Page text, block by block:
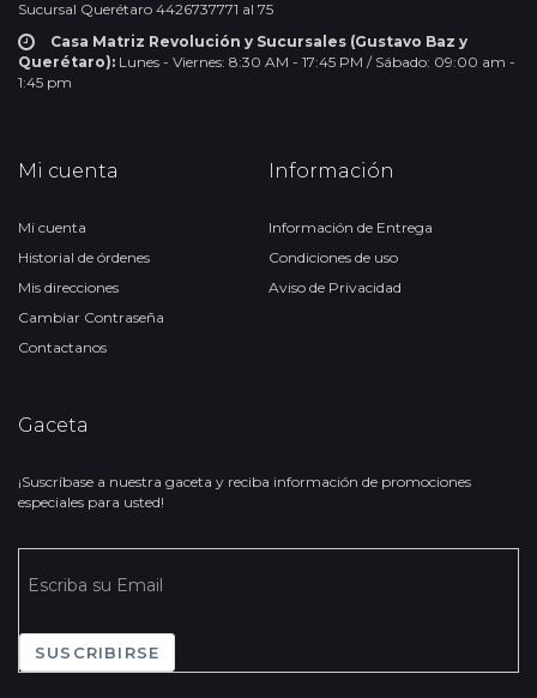
Sucursal Querétaro 4426737771 al 75
Casa Matriz Revolución y Sucursales (Gustavo Baz y
Querétaro): Lunes - Viernes: 8:30 AM - 17:45 PM / Sábado: 09:00 am -
1:45 pm
Mi cuenta
Mi cuenta
Historial de órdenes
Mis direcciones
Cambiar Contraseña
Contactanos
Información
Información de Entrega
Condiciones de uso
Aviso de Privacidad
Gaceta
¡Suscríbase a nuestra gaceta y reciba información de promociones
especiales para usted!
SUSCRIBIRSE